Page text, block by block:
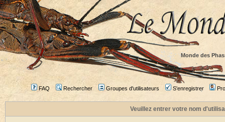
Monde des
FAQ Rechercher Groupes d'utilisateurs S'enregistrer
Veuillez entrer votre nom